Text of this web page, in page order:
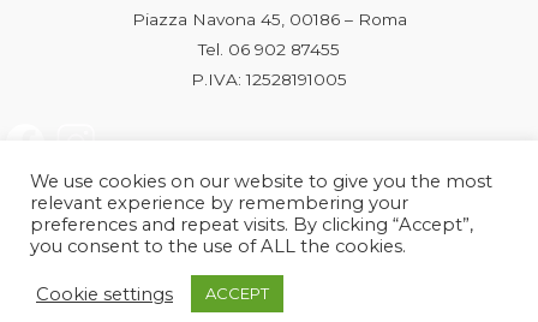
Piazza Navona 45, 00186 – Roma
Tel. 06 902 87455
P.IVA: 12528191005
Roma | PI e CF: 12528191005 | markonetsrl@pec.it |
We use cookies on our website to give you the most
relevant experience by remembering your
preferences and repeat visits. By clicking “Accept”,
you consent to the use of ALL the cookies.
Cookie settings ACCEPT